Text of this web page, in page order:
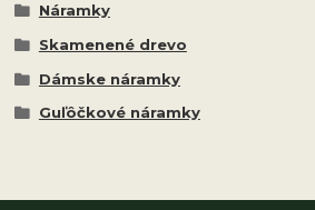
Náramky
Skamenené drevo
Dámske náramky
Guľôčkové náramky